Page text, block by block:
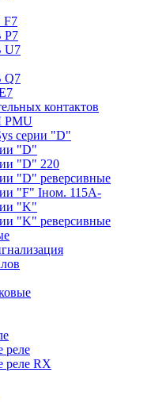
F7
P7
U7
Q7
контактов
серии "D"
"D"
"D" 220
"D" реверсивные
"F" Iном. 115А-
"K"
"K" реверсивные
реле
реле RX